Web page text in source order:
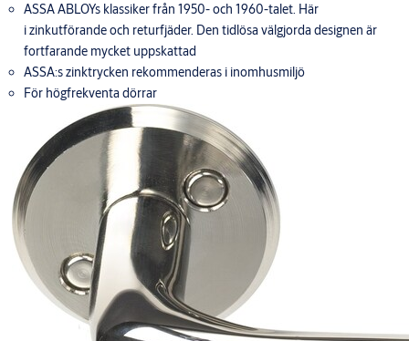
ASSA ABLOYs klassiker från 1950- och 1960-talet. Här
i zinkutförande och returfjäder. Den tidlösa välgjorda designen är
fortfarande mycket uppskattad
ASSA:s zinktrycken rekommenderas i inomhusmiljö
För högfrekventa dörrar